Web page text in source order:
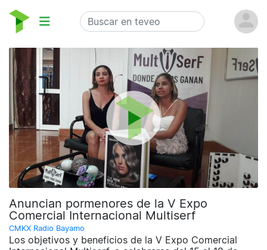
Anuncian pormenores de la V Expo
Comercial Internacional Multiserf
CMKX Radio Bayamo
Los objetivos y beneficios de la V Expo Comercial